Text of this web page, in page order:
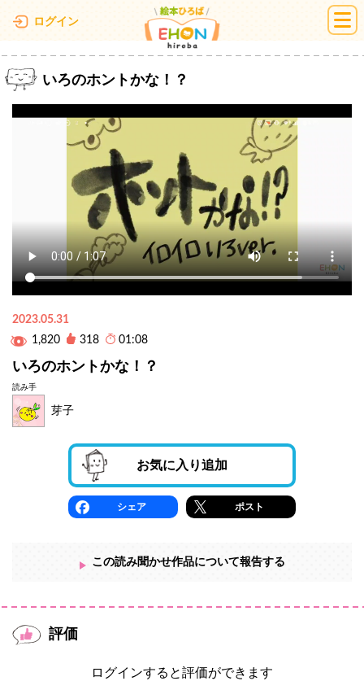
ログイン 絵本ひろば
いろのホントかな！？
2023.05.31
1,820
318 01:08
いろのホントかな！？
読み手
芽子
お気に入り追加
シェア ポスト
この読み聞かせ作品について報告する
評価
ログインすると評価ができます